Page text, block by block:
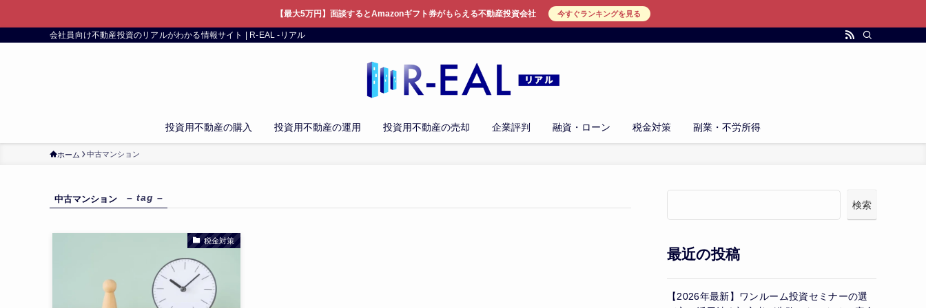
【最大5万円】面談するとAmazonギフト券がもらえる不動産投資会社 今すぐランキングを見る
会社員向け不動産投資のリアルがわかる情報サイト | R-EAL -リアル
投資用不動産の購入 投資用不動産の運用 投資用不動産の売却 企業評判 融資・ローン 税金対策 副業・不労所得
ホーム 中古マンション
中古マンション – tag –
税金対策
検索
最近の投稿
【2026年最新】ワンルーム投資セミナーの選